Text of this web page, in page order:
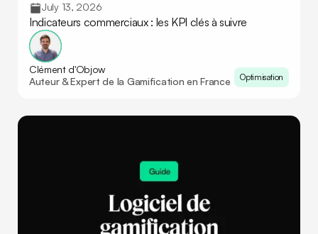
Indicateurs commerciaux : les KPI clés à suivre
July 13, 2026
Clément d'Objow
Auteur & Expert de la Gamification en France
Optimisation